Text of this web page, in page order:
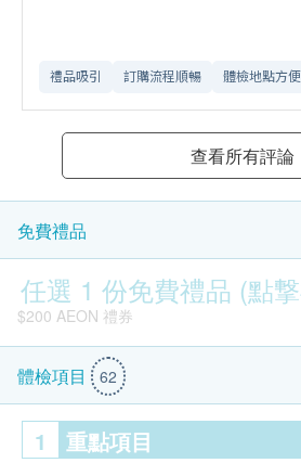
禮品吸引 訂購流程順暢 體檢地點方便
查看所有評論
免費禮品
任選 1 份免費禮品 (點
$200 AEON 禮券
體檢項目 62
1 重點項目